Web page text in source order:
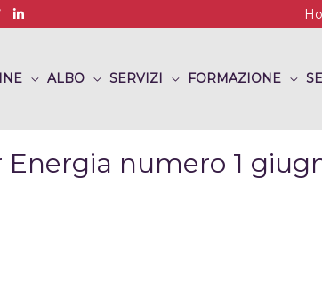
ALBO SERVIZI FORMAZIONE
numero 1